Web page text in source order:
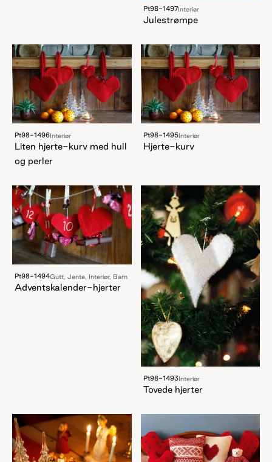
Pt98-1497Interiør
Julestrømpe
Pt98-1496Interiør
Liten hjerte-kurv med hull
og perler
Pt98-1495Interiør
Hjerte-kurv
Pt98-1494Gutt, Jente, Interiør, Barn
Adventskalender-hjerter
Pt98-1493Interiør
Tovede hjerter